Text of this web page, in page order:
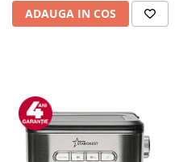
ADAUGA IN COS